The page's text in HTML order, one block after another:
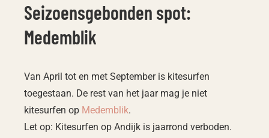
Seizoensgebonden spot:
Medemblik
Van April tot en met September is kitesurfen
toegestaan. De rest van het jaar mag je niet
kitesurfen op Medemblik.
Let op: Kitesurfen op Andijk is jaarrond verboden.